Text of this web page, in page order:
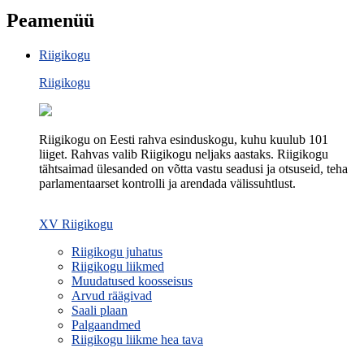
Peamenüü
Riigikogu
Riigikogu
Riigikogu on Eesti rahva esinduskogu, kuhu kuulub 101
liiget. Rahvas valib Riigikogu neljaks aastaks. Riigikogu
tähtsaimad ülesanded on võtta vastu seadusi ja otsuseid, teha
parlamentaarset kontrolli ja arendada välissuhtlust.
XV Riigikogu
Riigikogu juhatus
Riigikogu liikmed
Muudatused koosseisus
Arvud räägivad
Saali plaan
Palgaandmed
Riigikogu liikme hea tava